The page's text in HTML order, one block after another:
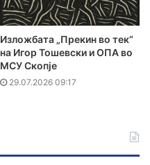
Изложбата „Прекин во тек“
на Игор Тошевски и ОПА во
МСУ Скопје
29.07.2026 09:17